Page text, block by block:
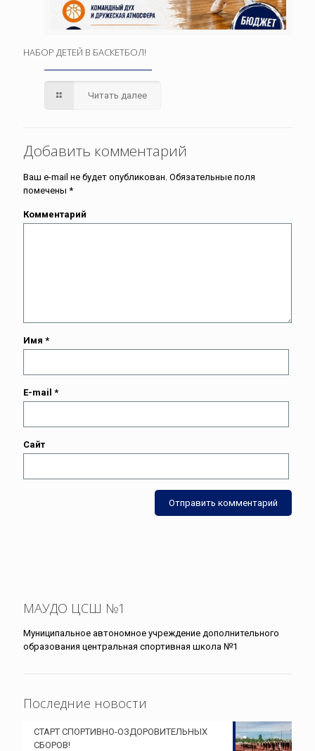
НАБОР ДЕТЕЙ В БАСКЕТБОЛ!
Читать далее
Добавить комментарий
Ваш e-mail не будет опубликован. Обязательные поля
помечены *
Комментарий
Имя *
E-mail *
Сайт
МАУДО ЦСШ №1
Муниципальное автономное учреждение дополнительного
образования центральная спортивная школа №1
Последние новости
СТАРТ СПОРТИВНО-ОЗДОРОВИТЕЛЬНЫХ
СБОРОВ!